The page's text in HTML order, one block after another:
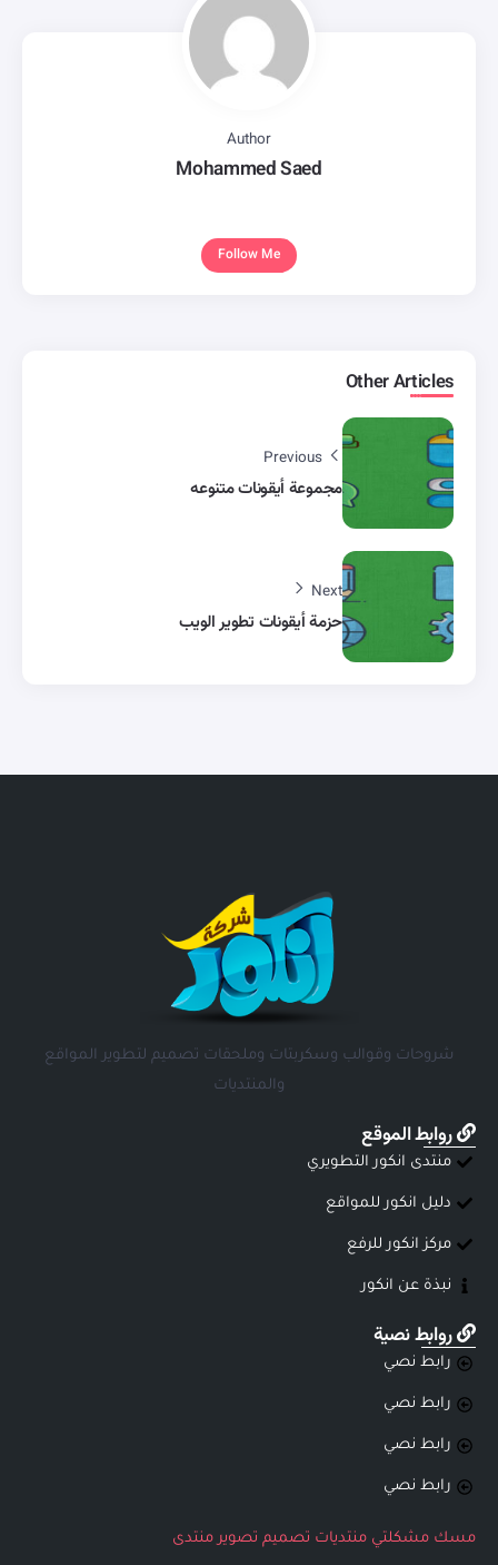
Author
Mohammed Saed
Follow Me
Other Articles
Previous
مجموعة أيقونات متنوعه
Next
حزمة أيقونات تطوير الويب
شروحات وقوالب وسكربتات وملحقات تصميم لتطوير المواقع
والمنتديات
روابط الموقع
منتدى انكور التطويري
دليل انكور للمواقع
مركز انكور للرفع
نبذة عن انكور
روابط نصية
رابط نصي
رابط نصي
رابط نصي
رابط نصي
مسك مشكلتي منتديات تصميم تصوير منتدى